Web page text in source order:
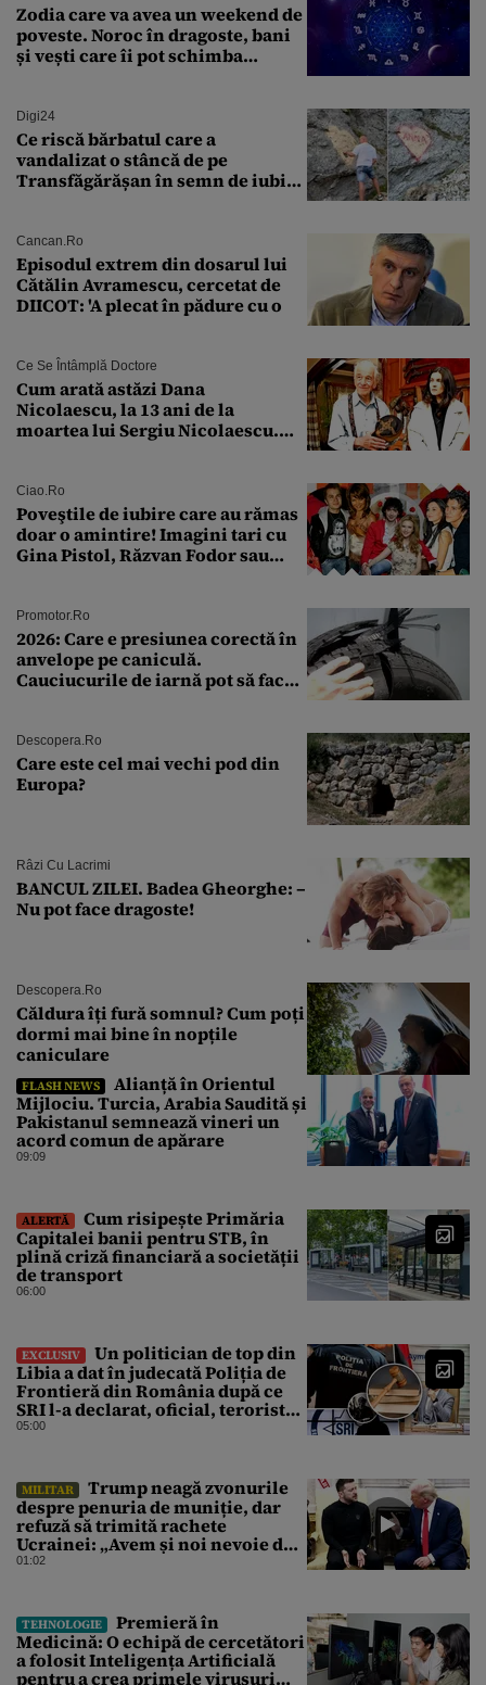
Zodia care va avea un weekend de
poveste. Noroc în dragoste, bani
și vești care îi pot schimba
Digi24
Ce riscă bărbatul care a
vandalizat o stâncă de pe
Transfăgărășan în semn de iubire
Cancan.ro
Episodul extrem din dosarul lui
Cătălin Avramescu, cercetat de
DIICOT: 'A plecat în pădure cu o
Ce Se Întâmplă Doctore
Cum arată astăzi Dana
Nicolaescu, la 13 ani de la
moartea lui Sergiu Nicolaescu.
Ciao.ro
Poveştile de iubire care au rămas
doar o amintire! Imagini tari cu
Gina Pistol, Răzvan Fodor sau
Promotor.ro
2026: Care e presiunea corectă în
anvelope pe caniculă.
Cauciucurile de iarnă pot să facă
Descopera.ro
Care este cel mai vechi pod din
Europa?
Râzi Cu Lacrimi
BANCUL ZILEI. Badea Gheorghe: –
Nu pot face dragoste!
Descopera.ro
Căldura îți fură somnul? Cum poți
dormi mai bine în nopțile
caniculare
FLASH NEWS
Alianță în Orientul
Mijlociu. Turcia, Arabia Saudită și
Pakistanul semnează vineri un
acord comun de apărare
09:09
ALERTĂ
Cum risipește Primăria
Capitalei banii pentru STB, în
plină criză financiară a societății
de transport
06:00
EXCLUSIV
Un politician de top din
Libia a dat în judecată Poliția de
Frontieră din România după ce
SRI l-a declarat, oficial, terorist
ISIS
05:00
MILITAR
Trump neagă zvonurile
despre penuria de muniție, dar
refuză să trimită rachete
Ucrainei: „Avem și noi nevoie de
rachete”
01:02
TEHNOLOGIE
Premieră în
Medicină: O echipă de cercetători
a folosit Inteligența Artificială
pentru a crea primele virusuri